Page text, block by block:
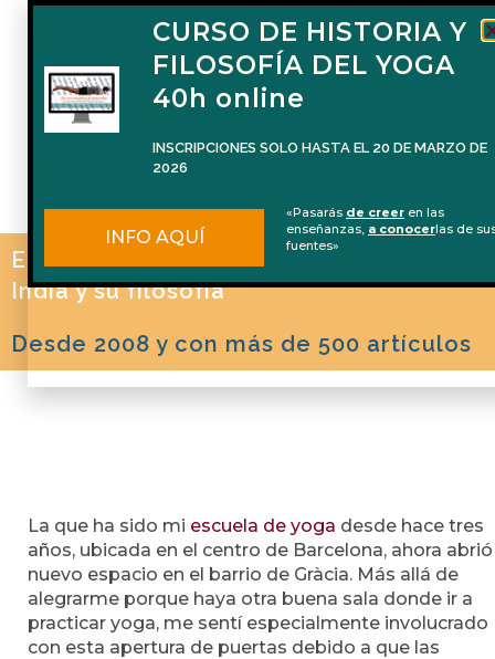
El blog de Naren Herrero sobre Yoga, la
India y su filosofía
Desde 2008 y con más de 500 artículos
La que ha sido mi escuela de yoga desde hace tres
años, ubicada en el centro de Barcelona, ahora
nuevo espacio en el barrio de Gràcia. Más allá de
alegrarme porque haya otra buena sala donde ir a
practicar yoga, me sentí especialmente involucrado
con esta apertura de puertas debido a que las
CURSO DE HISTORIA Y
FILOSOFÍA DEL YOGA
40h online
INSCRIPCIONES SOLO HASTA EL 20 DE MARZO DE
2026
INFO AQUÍ
«Pasarás de creer en las
enseñanzas, a conocerlas de
fuentes»